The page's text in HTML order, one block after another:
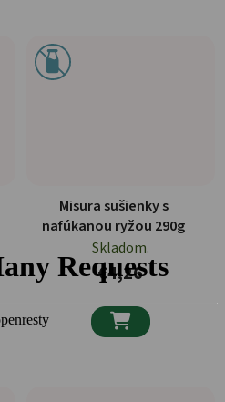
Misura sušienky s
nafúkanou ryžou 290g
Skladom.
€4,26
